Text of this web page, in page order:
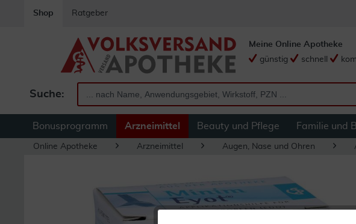
Shop Ratgeber
Suche:
Meine Online Apotheke
günstig
schnell
Bonusprogramm Arzneimittel Beauty und Pflege Familie und
Online Apotheke Arzneimittel Augen, Nase und Ohren